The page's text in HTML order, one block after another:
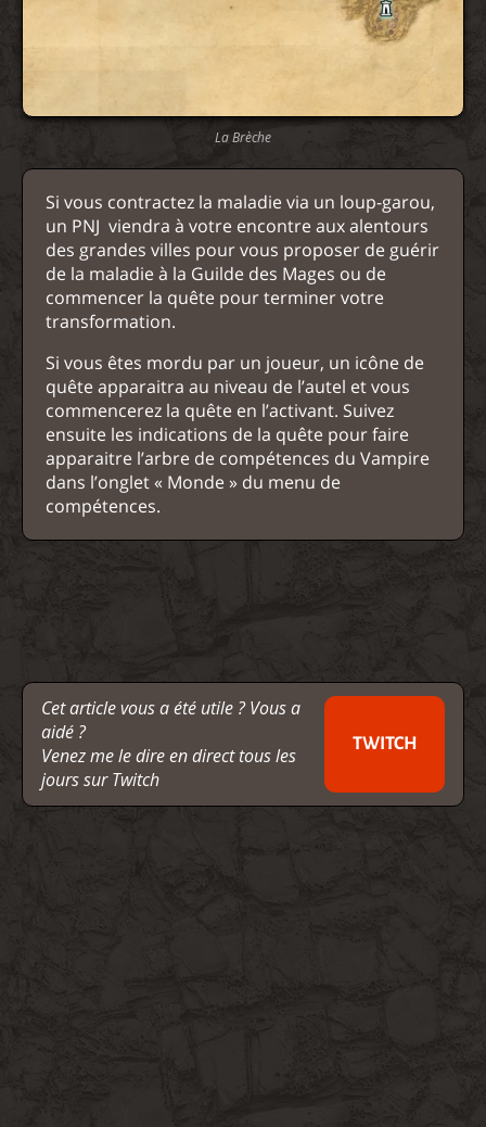
La Brèche
Si vous contractez la maladie via un loup-garou,
un PNJ viendra à votre encontre aux alentours
des grandes villes pour vous proposer de guérir
de la maladie à la Guilde des Mages ou de
commencer la quête pour terminer votre
transformation.
Si vous êtes mordu par un joueur, un icône de
quête apparaitra au niveau de l’autel et vous
commencerez la quête en l’activant. Suivez
ensuite les indications de la quête pour faire
apparaitre l’arbre de compétences du Vampire
dans l’onglet « Monde » du menu de
compétences.
Cet article vous a été utile ? Vous a
aidé ?
Venez me le dire en direct tous les
jours sur Twitch
TWITCH